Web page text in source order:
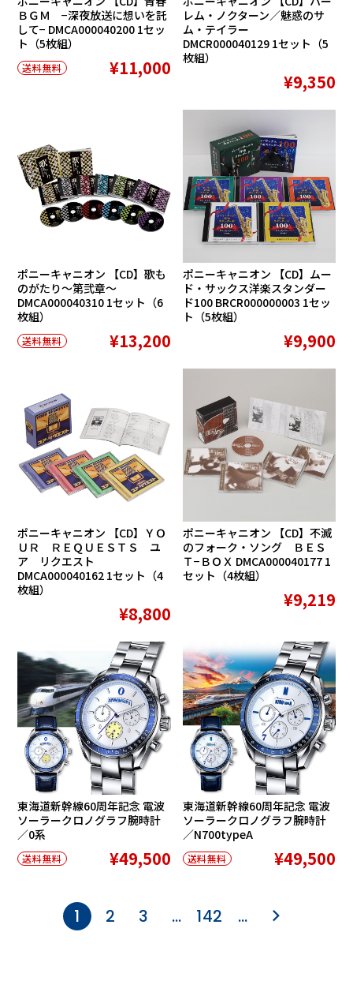
ＢＧＭ −深夜放送に想いを託
して− DMCA000040200 1セッ
ト（5枚組）
送料無料 ¥11,000
レム・ノクターン／魅惑のサ
ム・テイラー
DMCR000040129 1セット（5
枚組）
¥9,350
ポニーキャニオン 【CD】歌も
のがたり〜第弐章〜
DMCA000040310 1セット（6
枚組）
送料無料 ¥13,200
ポニーキャニオン 【CD】ムー
ド・サックス洋楽スタンダー
ド100 BRCR000000003 1セッ
ト（5枚組）
¥9,900
ポニーキャニオン 【CD】ＹＯ
ＵＲ ＲＥＱＵＥＳＴＳ ユ
ア リクエスト
DMCA000040162 1セット（4
枚組）
¥8,800
ポニーキャニオン 【CD】不滅
のフォーク・ソング ＢＥＳ
Ｔ−ＢＯＸ DMCA000040177 1
セット（4枚組）
¥9,219
東海道新幹線60周年記念 電波
ソーラークロノグラフ腕時計
／0系
送料無料 ¥49,500
東海道新幹線60周年記念 電波
ソーラークロノグラフ腕時計
／N700typeA
送料無料 ¥49,500
1 2 3 … 142 …